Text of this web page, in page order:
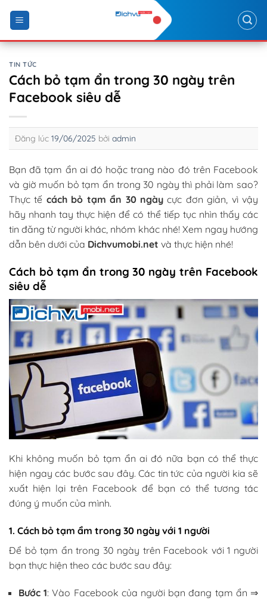
content
TIN TỨC
Cách bỏ tạm ẩn trong 30 ngày trên
Facebook siêu dễ
Đăng lúc 19/06/2025 bởi admin
Bạn đã tạm ẩn ai đó hoặc trang nào đó trên Facebook
và giờ muốn bỏ tạm ẩn trong 30 ngày thì phải làm sao?
Thực tế cách bỏ tạm ẩn 30 ngàycực đơn giản, vì vậy
hãy nhanh tay thực hiện để có thể tiếp tục nhìn thấy các
tin đăng từ người khác, nhóm khác nhé! Xem ngay hướng
dẫn bên dưới của Dichvumobi.net và thực hiện nhé!
Cách bỏ tạm ẩn trong 30 ngày trên Facebook
siêu dễ
Khi không muốn bỏ tạm ẩn ai đó nữa bạn có thể thực
hiện ngay các bước sau đây. Các tin tức của người kia sẽ
xuất hiện lại trên Facebook để bạn có thể tương tác
đúng ý muốn của mình.
1. Cách bỏ tạm ẩm trong 30 ngày với 1 người
Để bỏ tạm ẩn trong 30 ngày trên Facebook với 1 người
bạn thực hiện theo các bước sau đây:
Bước 1: Vào Facebook của người bạn đang tạm ẩn ⇒